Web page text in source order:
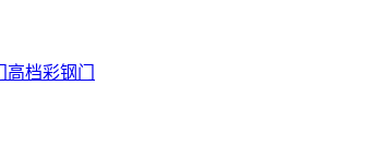
高档彩钢门